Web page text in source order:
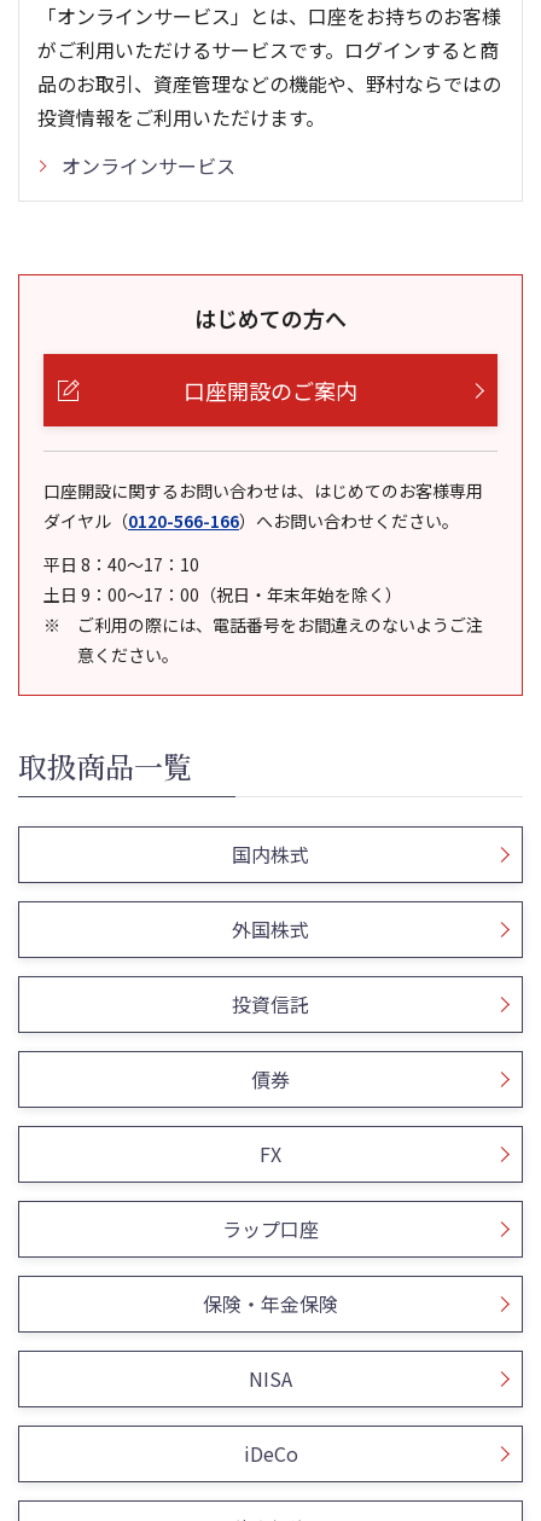
「オンラインサービス」とは、口座をお持ちのお客様
がご利用いただけるサービスです。ログインすると商
品のお取引、資産管理などの機能や、野村ならではの
投資情報をご利用いただけます。
オンラインサービス
はじめての方へ
口座開設のご案内
口座開設に関するお問い合わせは、はじめてのお客様専用
ダイヤル （0120-566-166） へお問い合わせください。
平日 8：40～17：10
土日 9：00～17：00（祝日・年末年始を除く）
ご利用の際には、電話番号をお間違えのないようご注
意ください。
取扱商品一覧
国内株式
外国株式
投資信託
債券
FX
ラップ口座
保険・年金保険
NISA
iDeCo